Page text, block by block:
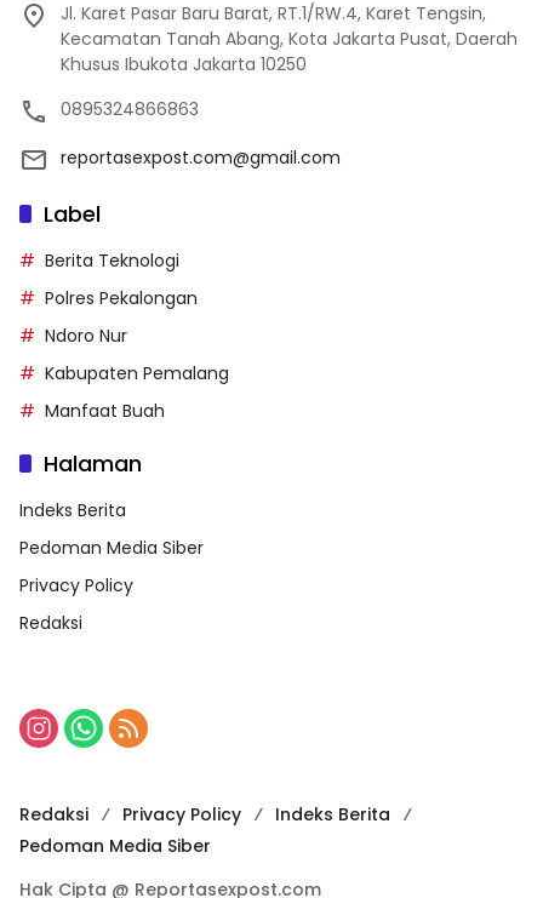
Jl. Karet Pasar Baru Barat, RT.1/RW.4, Karet Tengsin,
Kecamatan Tanah Abang, Kota Jakarta Pusat, Daerah
Khusus Ibukota Jakarta 10250
0895324866863
reportasexpost.com@gmail.com
Label
Berita Teknologi
Polres Pekalongan
Ndoro Nur
Kabupaten Pemalang
Manfaat Buah
Halaman
Indeks Berita
Pedoman Media Siber
Privacy Policy
Redaksi
Redaksi Privacy Policy
Indeks Berita
Pedoman Media Siber
Hak Cipta @ Reportasexpost.com